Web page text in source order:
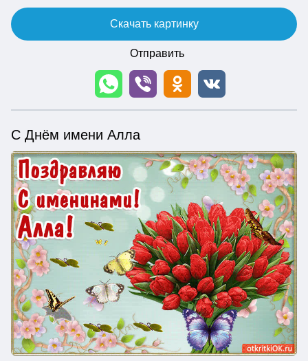
Скачать картинку
Отправить
С Днём имени Алла